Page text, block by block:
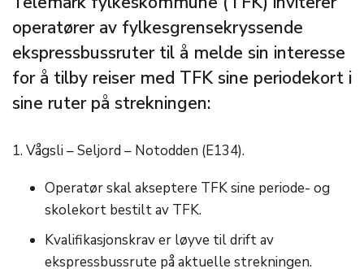
operatører av fylkesgrensekryssende
ekspressbussruter til å melde sin interesse
for å tilby reiser med TFK sine periodekort i
sine ruter på strekningen:
1. Vågsli – Seljord – Notodden (E134).
Operatør skal akseptere TFK sine periode- og
skolekort bestilt av TFK.
Kvalifikasjonskrav er løyve til drift av
ekspressbussrute på aktuelle strekningen.